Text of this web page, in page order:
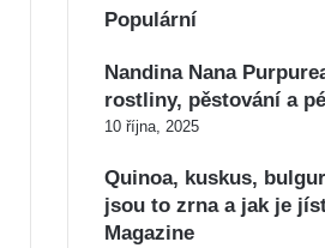
Populární
Nandina Nana
rostliny, pěstování a
10 října, 2025
Quinoa, kuskus,
jsou to zrna a jak je
Magazine